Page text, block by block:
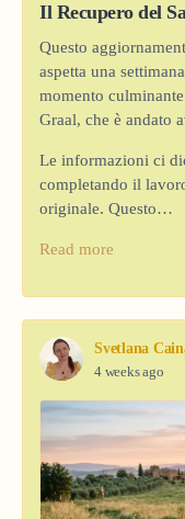
Il Recupero del
Questo
aspetta una
momento
Graal, che è andato
Le informazioni ci
completando il
originale. Questo…
Read more
Svetlana
4 weeks ago